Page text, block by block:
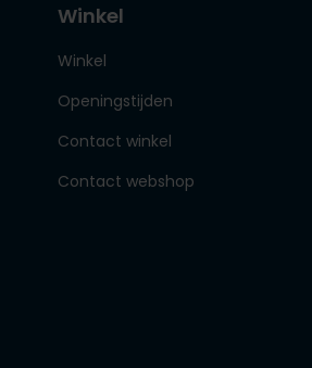
Winkel
Winkel
Openingstijden
Contact winkel
Contact webshop